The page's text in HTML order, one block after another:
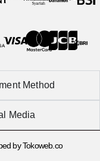
Method
Media
by Tokoweb.co